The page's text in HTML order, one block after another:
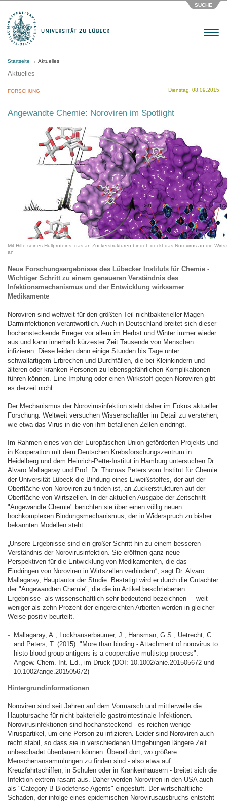
SUCHE
Menu
Startseite → Aktuelles
Aktuelles
Dienstag, 08.09.2015
FORSCHUNG
Angewandte Chemie: Noroviren im Spotlight
Mit Hilfe seines Hüllproteins, das an Zuckerstrukturen bindet, dockt das Norovirus an die
an
Neue Forschungsergebnisse des Lübecker Instituts für Chemie -
Wichtiger Schritt zu einem genaueren Verständnis des
Infektionsmechanismus und der Entwicklung wirksamer
Medikamente
Noroviren sind weltweit für den größten Teil nichtbakterieller Magen-
Darminfektionen verantwortlich. Auch in Deutschland breitet sich dieser
hochansteckende Erreger vor allem im Herbst und Winter immer wieder
aus und kann innerhalb kürzester Zeit Tausende von Menschen
infizieren. Diese leiden dann einige Stunden bis Tage unter
schwallartigem Erbrechen und Durchfällen, die bei Kleinkindern und
älteren oder kranken Personen zu lebensgefährlichen Komplikationen
führen können. Eine Impfung oder einen Wirkstoff gegen Noroviren gibt
es derzeit nicht.
Der Mechanismus der Norovirusinfektion steht daher im Fokus aktueller
Forschung. Weltweit versuchen Wissenschaftler im Detail zu verstehen,
wie etwa das Virus in die von ihm befallenen Zellen eindringt.
Im Rahmen eines von der Europäischen Union geförderten Projekts und
in Kooperation mit dem Deutschen Krebsforschungszentrum in
Heidelberg und dem Heinrich-Pette-Institut in Hamburg untersuchen Dr.
Alvaro Mallagaray und Prof. Dr. Thomas Peters vom Institut für Chemie
der Universität Lübeck die Bindung eines Eiweißstoffes, der auf der
Oberfläche von Noroviren zu finden ist, an Zuckerstrukturen auf der
Oberfläche von Wirtszellen. In der aktuellen Ausgabe der Zeitschrift
"Angewandte Chemie" berichten sie über einen völlig neuen
hochkomplexen Bindungsmechanismus, der in Widerspruch zu bisher
bekannten Modellen steht.
„Unsere Ergebnisse sind ein großer Schritt hin zu einem besseren
Verständnis der Norovirusinfektion. Sie eröffnen ganz neue
Perspektiven für die Entwicklung von Medikamenten, die das
Eindringen von Noroviren in Wirtszellen verhindern“, sagt Dr. Alvaro
Mallagaray, Hauptautor der Studie. Bestätigt wird er durch die Gutachter
der "Angewandten Chemie", die die im Artikel beschriebenen
Ergebnisse als wissenschaftlich sehr bedeutend bezeichnen – weit
weniger als zehn Prozent der eingereichten Arbeiten werden in gleicher
Weise positiv beurteilt.
Mallagaray, A., Lockhauserbäumer, J., Hansman, G.S., Uetrecht, C.
and Peters, T. (2015): "More than binding - Attachment of norovirus to
histo blood group antigens is a cooperative multistep process".
Angew. Chem. Int. Ed., im Druck (DOI: 10.1002/anie.201505672 und
10.1002/ange.201505672)
Hintergrundinformationen
Noroviren sind seit Jahren auf dem Vormarsch und mittlerweile die
Hauptursache für nicht-bakterielle gastrointestinale Infektionen.
Norovirusinfektionen sind hochansteckend - es reichen wenige
Viruspartikel, um eine Person zu infizieren. Leider sind Noroviren auch
recht stabil, so dass sie in verschiedenen Umgebungen längere Zeit
unbeschadet überdauern können. Überall dort, wo größere
Menschenansammlungen zu finden sind - also etwa auf
Kreuzfahrtschiffen, in Schulen oder in Krankenhäusern - breitet sich die
Infektion extrem rasant aus. Daher werden Noroviren in den USA auch
als "Category B Biodefense Agents" eingestuft. Der wirtschaftliche
Schaden, der infolge eines epidemischen Norovirusausbruchs entsteht